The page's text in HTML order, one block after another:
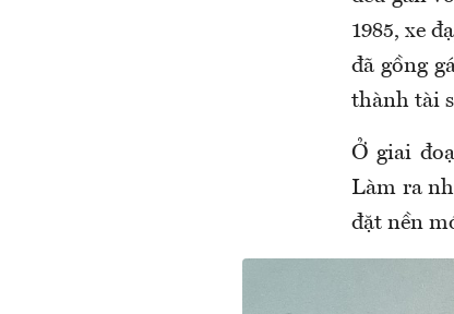
1985, xe
đã gồng
thành tài
Ở giai
Làm ra
đặt nền